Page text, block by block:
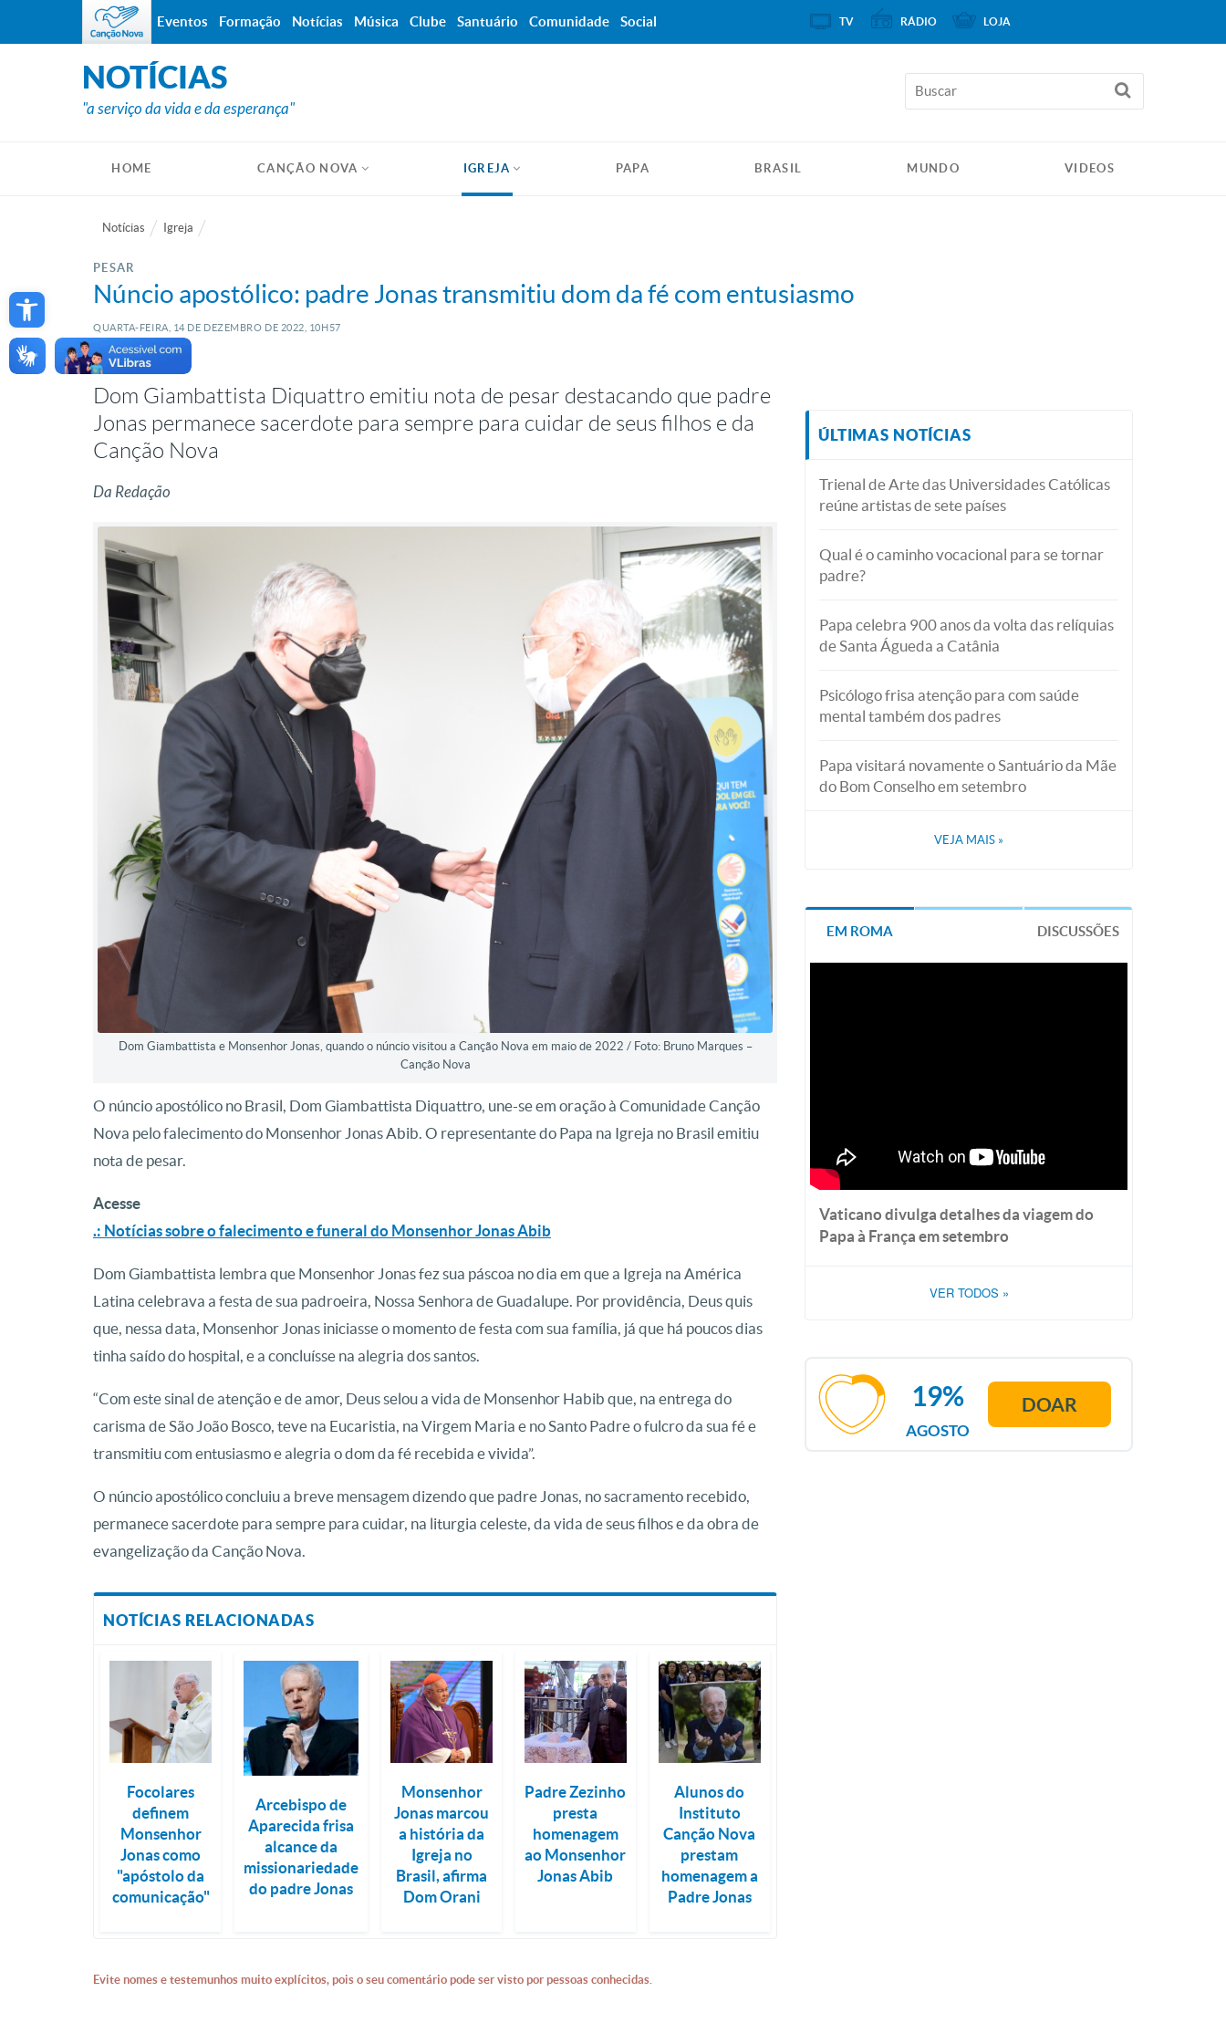
Open toolbar
NOTÍCIAS
"a serviço da vida e da esperança"
HOME CANÇÃO NOVA IGREJA PAPA BRASIL MUNDO VIDEOS
Notícias Igreja
PESAR
Núncio apostólico: padre Jonas transmitiu dom da fé com entusiasmo
QUARTA-FEIRA, 14 DE DEZEMBRO DE 2022, 10H57
Dom Giambattista Diquattro emitiu nota de pesar destacando que padre
Jonas permanece sacerdote para sempre para cuidar de seus filhos e da
Canção Nova
Da Redação
Dom Giambattista e Monsenhor Jonas, quando o núncio visitou a Canção Nova em maio de 2022 / Foto: Bruno Marques –
Canção Nova
O núncio apostólico no Brasil, Dom Giambattista Diquattro, une-se em oração à Comunidade Canção
Nova pelo falecimento do Monsenhor Jonas Abib. O representante do Papa na Igreja no Brasil emitiu
nota de pesar.
Acesse
.: Notícias sobre o falecimento e funeral do Monsenhor Jonas Abib
Dom Giambattista lembra que Monsenhor Jonas fez sua páscoa no dia em que a Igreja na América
Latina celebrava a festa de sua padroeira, Nossa Senhora de Guadalupe. Por providência, Deus quis
que, nessa data, Monsenhor Jonas iniciasse o momento de festa com sua família, já que há poucos dias
tinha saído do hospital, e a concluísse na alegria dos santos.
“Com este sinal de atenção e de amor, Deus selou a vida de Monsenhor Habib que, na entrega do
carisma de São João Bosco, teve na Eucaristia, na Virgem Maria e no Santo Padre o fulcro da sua fé e
transmitiu com entusiasmo e alegria o dom da fé recebida e vivida”.
O núncio apostólico concluiu a breve mensagem dizendo que padre Jonas, no sacramento recebido,
permanece sacerdote para sempre para cuidar, na liturgia celeste, da vida de seus filhos e da obra de
evangelização da Canção Nova.
NOTÍCIAS RELACIONADAS
Focolares
definem
Monsenhor
Jonas como
"apóstolo da
comunicação"
Arcebispo de
Aparecida frisa
alcance da
missionariedade
do padre Jonas
Monsenhor
Jonas marcou
a história da
Igreja no
Brasil, afirma
Dom Orani
Padre Zezinho
presta
homenagem
ao Monsenhor
Jonas Abib
Alunos do
Instituto
Canção Nova
prestam
homenagem a
Padre Jonas
Evite nomes e testemunhos muito explícitos, pois o seu comentário pode ser visto por pessoas conhecidas.
ÚLTIMAS NOTÍCIAS
Trienal de Arte das Universidades Católicas
reúne artistas de sete países
Qual é o caminho vocacional para se tornar
padre?
Papa celebra 900 anos da volta das relíquias
de Santa Águeda a Catânia
Psicólogo frisa atenção para com saúde
mental também dos padres
Papa visitará novamente o Santuário da Mãe
do Bom Conselho em setembro
VEJA MAIS »
EM ROMA DISCUSSÕES
Vaticano divulga detalhes da viagem do
Papa à França em setembro
VER TODOS »
AGOSTO
19% DOAR
Eventos Formação Notícias Música Clube Santuário Comunidade Social TV RÁDIO LOJA